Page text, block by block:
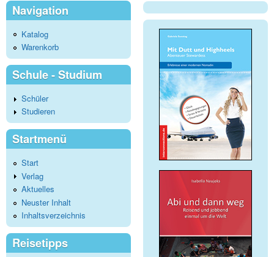
Navigation
Katalog
Warenkorb
Schule - Studium
Schüler
Studieren
Startmenü
Start
Verlag
Aktuelles
Neuster Inhalt
Inhaltsverzeichnis
Reisetipps